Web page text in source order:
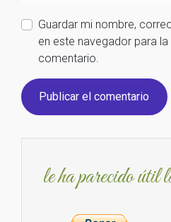
Guardar mi nombre,
en este navegador para
comentario.
le ha parecido útil